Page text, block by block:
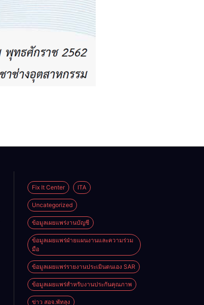
Fix It Center ITA
Uncategorized
ข้อมูลเผยแพร่งานบัญชี
ข้อมูลเผยแพร่ฝ่ายแผนงานและความร่วม
มือ
ข้อมูลเผยแพร่รายงานประเมินตนเอง SAR
ข้อมูลเผยแพร่สำหรับงานประกันคุณภาพ
ข่าว สอจ.พัทลุง